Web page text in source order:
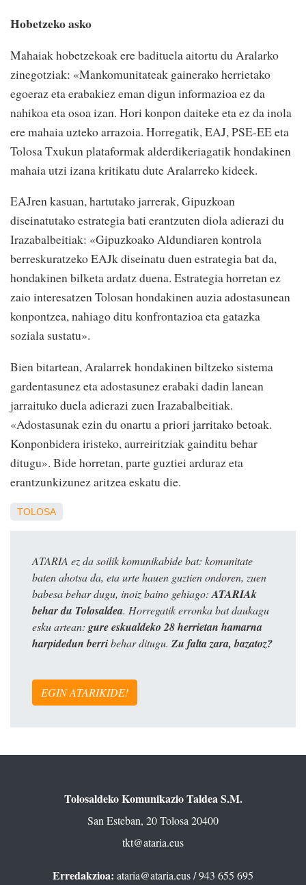
Hobetzeko asko
Mahaiak hobetzekoak ere badituela aitortu du Aralarko
zinegotziak: «Mankomunitateak gainerako herrietako
egoeraz eta erabakiez eman digun informazioa ez da
nahikoa eta osoa izan. Hori konpon daiteke eta ez da inola
ere mahaia uzteko arrazoia. Horregatik, EAJ, PSE-EE eta
Tolosa Txukun plataformak alderdikeriagatik hondakinen
mahaia utzi izana kritikatu dute Aralarreko kideek.
EAJren kasuan, hartutako jarrerak, Gipuzkoan
diseinatutako estrategia bati erantzuten diola adierazi du
Irazabalbeitiak: «Gipuzkoako Aldundiaren kontrola
berreskuratzeko EAJk diseinatu duen estrategia bat da,
hondakinen bilketa ardatz duena. Estrategia horretan ez
zaio interesatzen Tolosan hondakinen auzia adostasunean
konpontzea, nahiago ditu konfrontazioa eta gatazka
soziala sustatu».
Bien bitartean, Aralarrek hondakinen biltzeko sistema
gardentasunez eta adostasunez erabaki dadin lanean
jarraituko duela adierazi zuen Irazabalbeitiak.
«Adostasunak ezin du onartu a priori jarritako betoak.
Konponbidera iristeko, aurreiritziak gainditu behar
ditugu». Bide horretan, parte guztiei arduraz eta
erantzunkizunez aritzea eskatu die.
TOLOSA
ATARIA ez da soilik komunikabide bat: komunitate
baten ahotsa da, eta urte hauen guztien ondoren, zuen
babesa behar dugu, inoiz baino gehiago: ATARIAk
behar du Tolosaldea. Horregatik erronka bat daukagu
esku artean: gure eskualdeko 28 herrietan hamarna
harpidedun berribehar ditugu. Zu falta zara, bazatoz?
EGIN ATARIKIDE!
Tolosaldeko Komunikazio Taldea S.M.
San Esteban, 20 Tolosa 20400
tkt@ataria.eus
Erredakzioa: ataria@ataria.eus/ 943 655 695